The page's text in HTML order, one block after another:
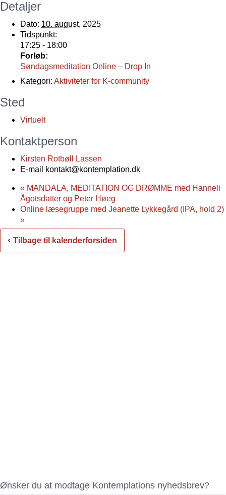
Detaljer
Dato: 10. august, 2025
Tidspunkt:
17:25 - 18:00
Forløb:
Søndagsmeditation Online – Drop In
Kategori: Aktiviteter for K-community
Sted
Virtuelt
Kontaktperson
Kirsten Rotbøll Lassen
E-mail
kontakt@kontemplation.dk
« MANDALA, MEDITATION OG DRØMME med Hanneli
Ågotsdatter og Peter Høeg
Online læsegruppe med Jeanette Lykkegård (IPA, hold 2)
»
‹ Tilbage til kalenderforsiden
Ønsker du at modtage Kontemplations nyhedsbrev?